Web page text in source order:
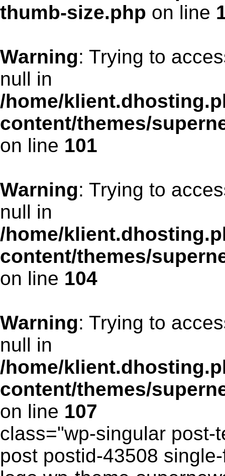
thumb-size.php on line
Warning: Trying to
null in
/home/
content/themes/
on line 101
Warning: Trying to
null in
/home/
content/themes/
on line 104
Warning: Trying to
null in
/home/
content/themes/
on line 107
class="wp-singular post-
post postid-43508